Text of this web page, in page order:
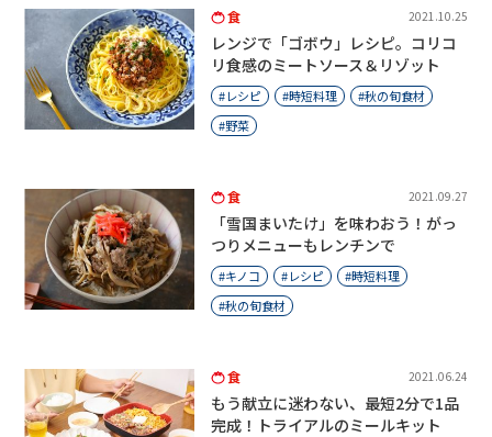
食 2021.10.25
レンジで「ゴボウ」レシピ。コリコ
リ食感のミートソース＆リゾット
レシピ 時短料理
秋の旬食材
野菜
食 2021.09.27
「雪国まいたけ」を味わおう！がっ
つりメニューもレンチンで
キノコ レシピ
時短料理
秋の旬食材
食 2021.06.24
もう献立に迷わない、最短2分で1品
完成！トライアルのミールキット